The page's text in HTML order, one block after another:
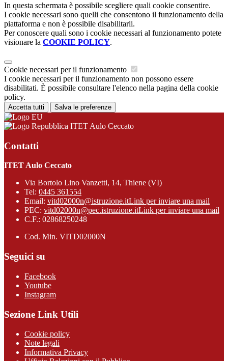
In questa schermata è possibile scegliere quali cookie consentire.
I cookie necessari sono quelli che consentono il funzionamento della
piattaforma e non è possibile disabilitarli.
Per conoscere quali sono i cookie necessari al funzionamento potete
visionare la COOKIE POLICY.
Cookie necessari per il funzionamento
I cookie necessari per il funzionamento non possono essere
disabilitati. È possibile consultare l'elenco nella pagina della cookie
policy.
Accetta tutti Salva le preferenze
ITET Aulo Ceccato
Contatti
ITET Aulo Ceccato
Via Bortolo Lino Vanzetti, 14, Thiene (VI)
Tel: 0445 361554
Email: vitd02000n@istruzione.itLink per inviare una mail
PEC: vitd02000n@pec.istruzione.itLink per inviare una mail
C.F.: 02868250248
Cod. Min. VITD02000N
Seguici su
Facebook
Youtube
Instagram
Sezione Link Utili
Cookie policy
Note legali
Informativa Privacy